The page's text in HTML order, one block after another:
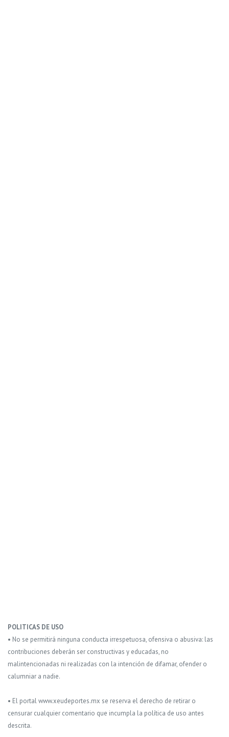
POLITICAS DE USO
• No se permitirá ninguna conducta irrespetuosa, ofensiva o abusiva: las
contribuciones deberán ser constructivas y educadas, no
malintencionadas ni realizadas con la intención de difamar, ofender o
calumniar a nadie.
• El portal www.xeudeportes.mx se reserva el derecho de retirar o
censurar cualquier comentario que incumpla la política de uso antes
descrita.